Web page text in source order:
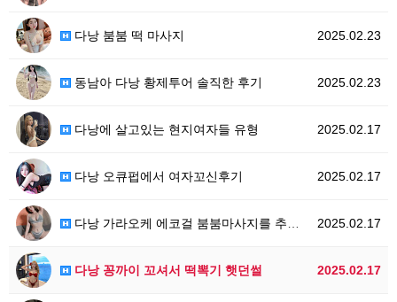
2025.02.23
다낭 붐붐 떡 마사지
2025.02.23
동남아 다낭 황제투어 솔직한 후기
2025.02.17
다낭에 살고있는 현지여자들 유형
2025.02.17
다낭 오큐펍에서 여자꼬신후기
2025.02.17
다낭 가라오케 에코걸 붐붐마사지를 추천하는이유
2025.02.17
다낭 꽁까이 꼬셔서 떡뽁기 햇던썰